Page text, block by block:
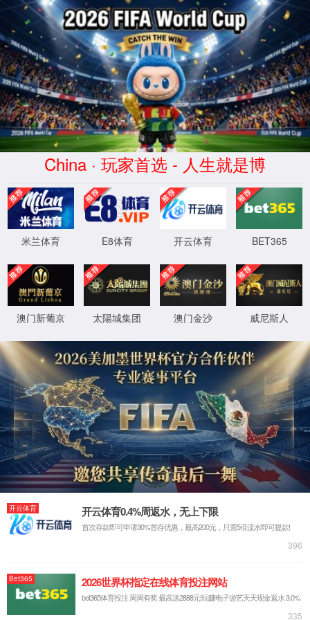
必发集团(中华)品牌公司
WTS-WAF拦截详情
出现该页面的原因:
1.你的请求是黑客攻击
2.你的请求合法但触发了安全规则,请提交问题反馈
XML 地图